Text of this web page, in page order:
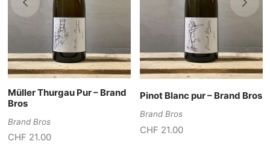
Müller Thurgau Pur – Brand
Bros
Brand Bros
CHF 21.00
Pinot Blanc pur – Brand Bros
Brand Bros
CHF 21.00